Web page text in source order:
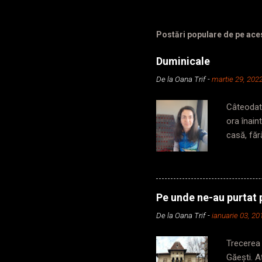
Postări populare de pe
Duminicale
De laOana Trif -martie 29,
ora
casă,
să iau
în
cabină,
zic, dar
Pe unde ne-au purtat
De laOana Trif -ianuarie 03,
Găești.